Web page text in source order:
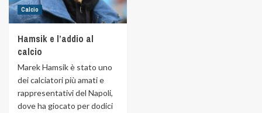
Calcio
Hamsik e l’addio al
calcio
Marek Hamsik è stato uno
dei calciatori più amati e
rappresentativi del Napoli,
dove ha giocato per dodici